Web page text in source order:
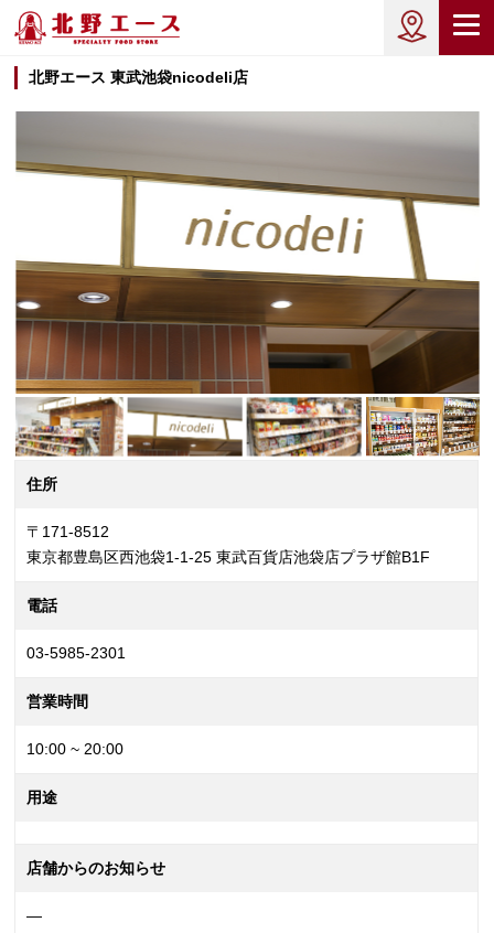
北野エース 東武池袋nicodeli店
住所
〒171-8512
東京都豊島区西池袋1-1-25 東武百貨店池袋店プラザ館B1F
電話
03-5985-2301
営業時間
10:00 ~ 20:00
用途
店舗からのお知らせ
—